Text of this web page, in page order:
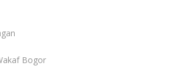
Bogor